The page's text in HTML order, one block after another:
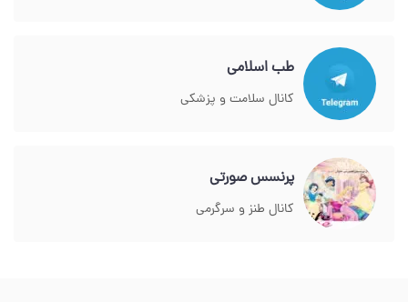
طب اسلامی
کانال سلامت و پزشکی
پرنسس صورتي
کانال طنز و سرگرمی